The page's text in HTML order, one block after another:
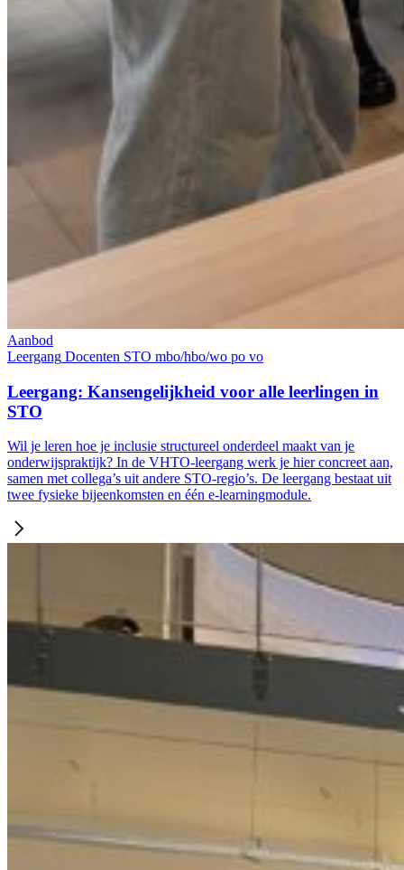
Aanbod
Leergang Docenten STO mbo/hbo/wo po vo
Leergang: Kansengelijkheid voor alle leerlingen in
STO
Wil je leren hoe je inclusie structureel onderdeel maakt van je
onderwijspraktijk? In de VHTO-leergang werk je hier concreet aan,
samen met collega’s uit andere STO-regio’s. De leergang bestaat uit
twee fysieke bijeenkomsten en één e-learningmodule.